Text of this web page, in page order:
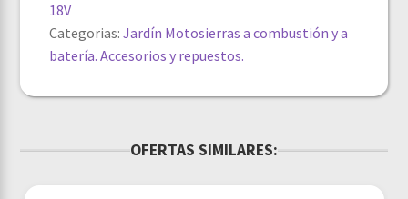
18V
Categorias:Jardín Motosierras a combustión y a
batería. Accesorios y repuestos.
OFERTAS SIMILARES: